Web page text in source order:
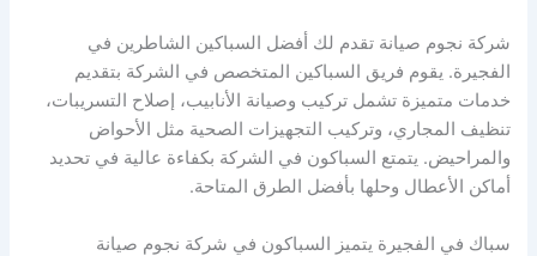
شركة نجوم صيانة تقدم لك أفضل السباكين الشاطرين في
الفجيرة. يقوم فريق السباكين المتخصص في الشركة بتقديم
خدمات متميزة تشمل تركيب وصيانة الأنابيب، إصلاح التسريبات،
تنظيف المجاري، وتركيب التجهيزات الصحية مثل الأحواض
والمراحيض. يتمتع السباكون في الشركة بكفاءة عالية في تحديد
أماكن الأعطال وحلها بأفضل الطرق المتاحة.
سباك في الفجيرة يتميز السباكون في شركة نجوم صيانة